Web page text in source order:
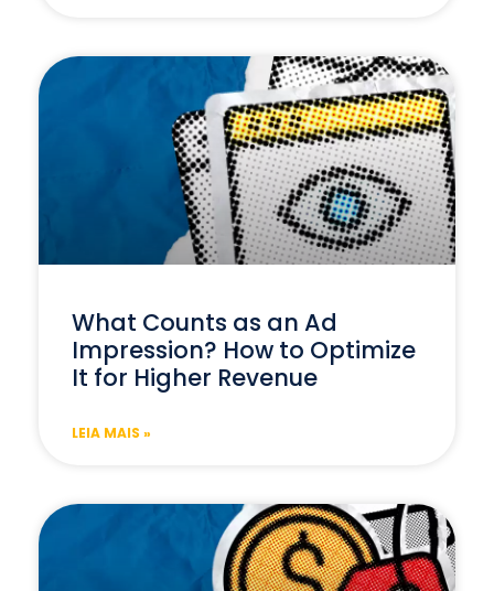
What Counts as an Ad
Impression? How to Optimize
It for Higher Revenue
LEIA MAIS »